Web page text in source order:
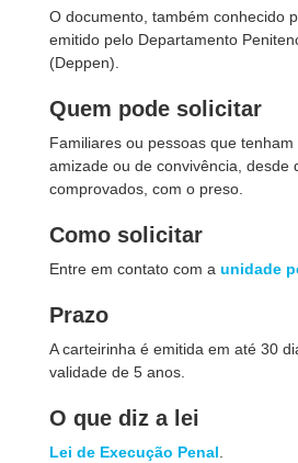
O documento, também conhecido
emitido pelo Departamento
(Deppen).
Quem pode solicitar
Familiares ou pessoas que
amizade ou de convivência, desde
comprovados, com o preso.
Como solicitar
Entre em contato com a unidade
Prazo
A carteirinha é emitida em até 30
validade de 5 anos.
O que diz a lei
Lei de Execução Penal